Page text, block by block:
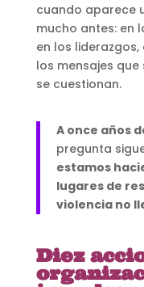
cuando aparece
mucho antes: en
en los
los mensajes
se cuestionan.
A once años
pregunta
estamos
lugares de
violencia no
Diez